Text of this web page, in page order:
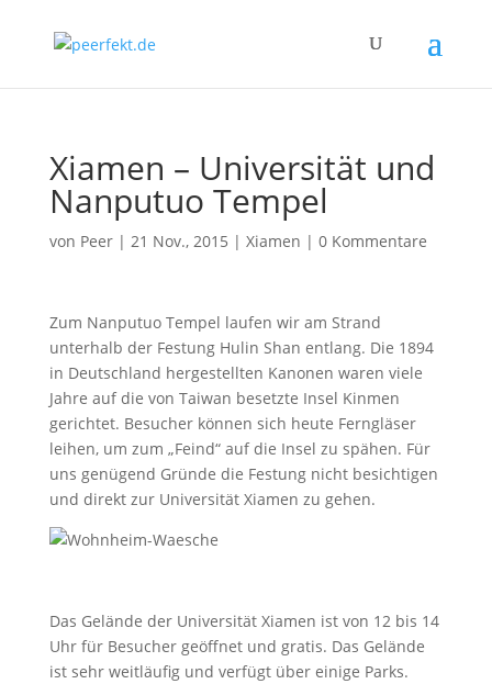
Xiamen – Universität und
Nanputuo Tempel
von Peer| 21 Nov., 2015 | Xiamen | 0 Kommentare
Zum Nanputuo Tempel laufen wir am Strand
unterhalb der Festung Hulin Shan entlang. Die 1894
in Deutschland hergestellten Kanonen waren viele
Jahre auf die von Taiwan besetzte Insel Kinmen
gerichtet. Besucher können sich heute Ferngläser
leihen, um zum „Feind“ auf die Insel zu spähen. Für
uns genügend Gründe die Festung nicht besichtigen
und direkt zur Universität Xiamen zu gehen.
Das Gelände der Universität Xiamen ist von 12 bis 14
Uhr für Besucher geöffnet und gratis. Das Gelände
ist sehr weitläufig und verfügt über einige Parks.